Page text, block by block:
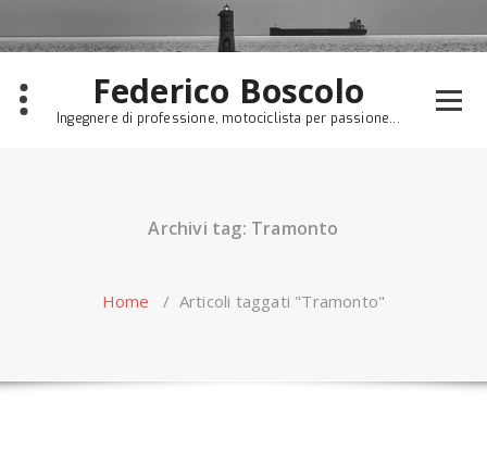
to
content
Federico Boscolo
Ingegnere di professione, motociclista per passione...
Archivi tag: Tramonto
Home / Articoli taggati "Tramonto"